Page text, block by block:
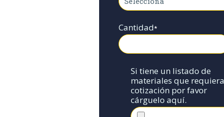
Cantidad*
Si tiene un listado de
materiales que requiera
cotización por favor
cárguelo aquí.